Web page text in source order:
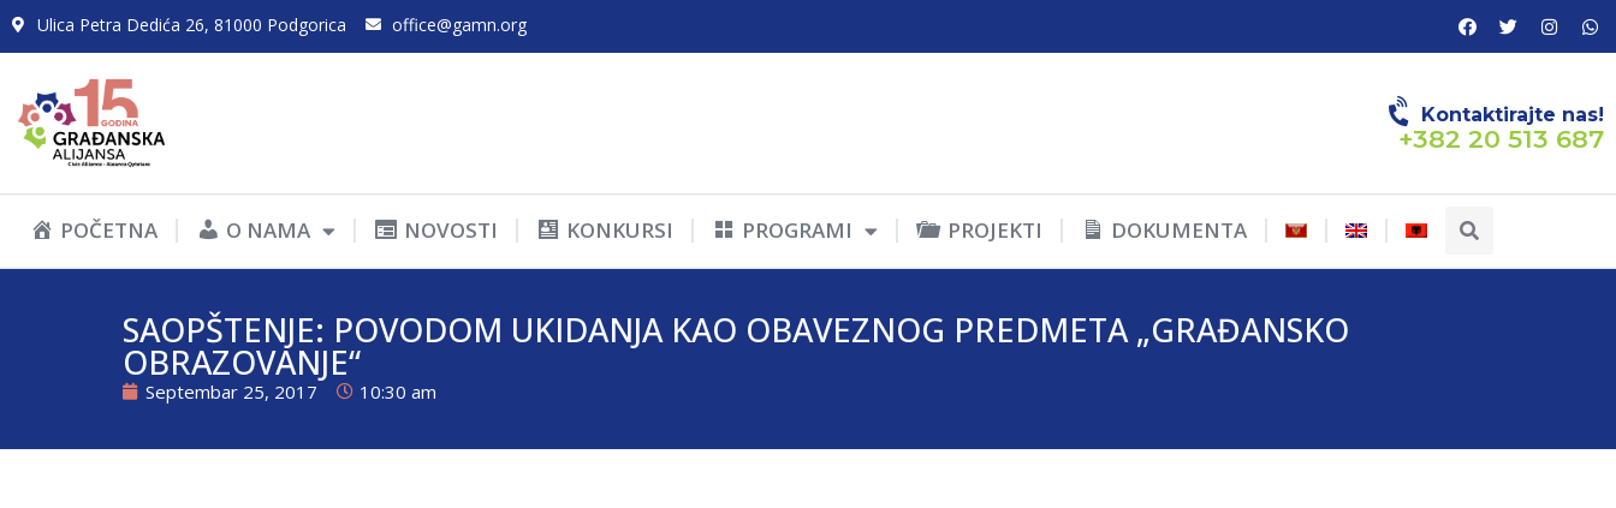
Ulica Petra Dedića 26, 81000 Podgorica office@gamn.org
Kontaktirajte nas!
+382 20 513 687
POČETNA O NAMA NOVOSTI KONKURSI PROGRAMI PROJEKTI DOKUMENTA
SAOPŠTENJE: POVODOM UKIDANJA KAO OBAVEZNOG PREDMETA „GRAĐANSKO
OBRAZOVANJE“
Septembar 25, 2017 10:30 am